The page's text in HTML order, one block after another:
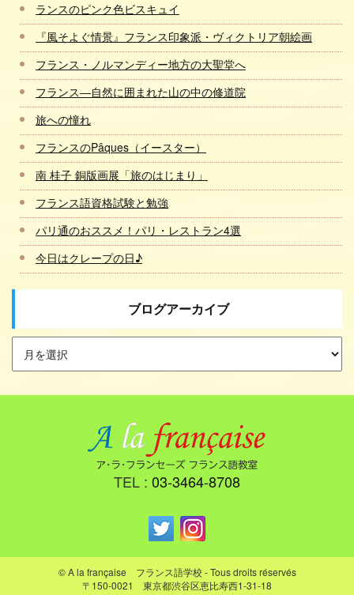
ランスのピンク色ビスキュイ
『風そよぐ情景』フランス印象派・ヴィクトリア朝絵画
フランス・ノルマンディー地方の大聖堂へ
フランス―自然に囲まれた山の中の修道院
旅への憧れ
フランスのPâques（イースター）
南 桂子 銅版画展「旅のはじまり」
フランス語資格試験と勉強
パリ通のおススメ！パリ・レストラン4選
今日はクレープの日♪
ブログアーカイブ
TEL : 03-3464-8708
© A la française フランス語学校 - Tous droits réservés
〒150-0021 東京都渋谷区恵比寿西1-31-18